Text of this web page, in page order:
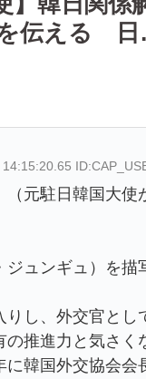
伝える 日
元駐日韓国大使
ジュンギュ）を
りし、外交官と
の推進力と気さ
に韓国外交協会会